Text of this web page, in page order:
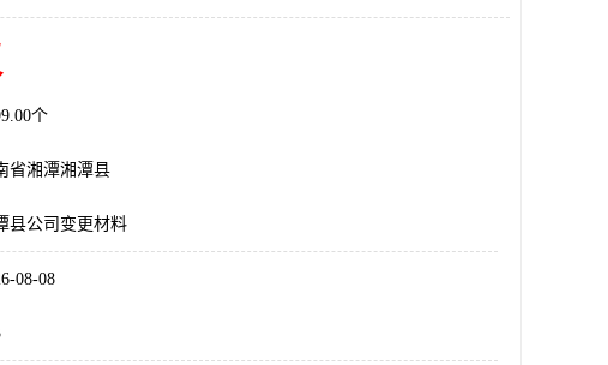
个
省湘潭湘潭县
县公司变更材料
08-08